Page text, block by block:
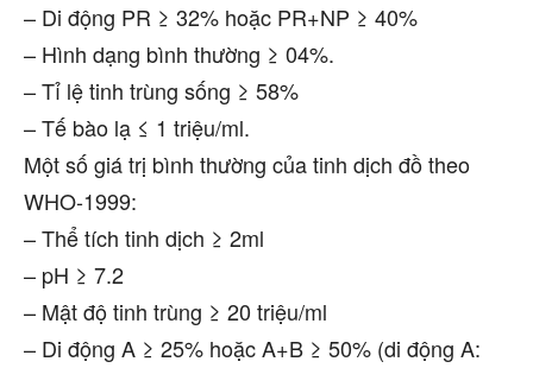
– Di động PR ≥ 32% hoặc PR+NP ≥ 40%
– Hình dạng bình thường ≥ 04%.
– Tỉ lệ tinh trùng sống ≥ 58%
– Tế bào lạ ≤ 1 triệu/ml.
Một số giá trị bình thường của tinh dịch đồ theo
WHO-1999:
– Thể tích tinh dịch ≥ 2ml
– pH ≥ 7.2
– Mật độ tinh trùng ≥ 20 triệu/ml
– Di động A ≥ 25% hoặc A+B ≥ 50% (di động A: